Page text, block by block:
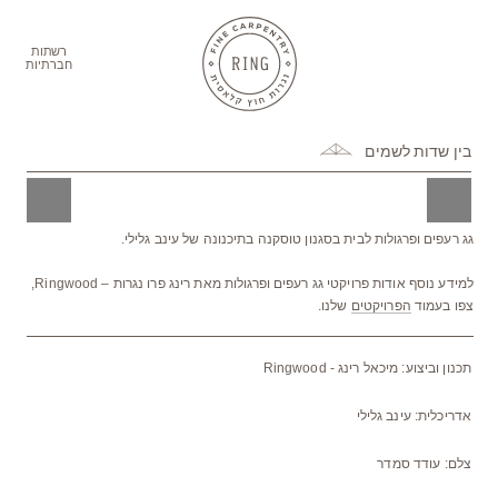
רשתות
חברתיות
בין שדות לשמים
גג רעפים ופרגולות לבית בסגנון טוסקנה בתיכנונה של עינב גלילי.
למידע נוסף אודות פרויקטי גג רעפים ופרגולות מאת רינג פרו נגרות – Ringwood,
צפו בעמוד הפרויקטים שלנו.
תכנון וביצוע: מיכאל רינג - Ringwood
אדריכלית: עינב גלילי
צלם: עודד סמדר